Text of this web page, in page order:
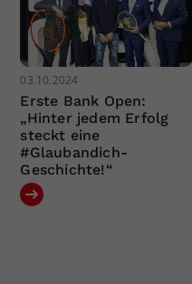
03.10.2024
Erste Bank Open:
„Hinter jedem Erfolg
steckt eine
#Glaubandich-
Geschichte!“